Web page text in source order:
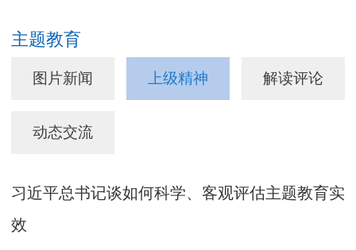
主题教育
图片新闻 上级精神 解读评论
动态交流
习近平总书记谈如何科学、客观评估主题教育实
效